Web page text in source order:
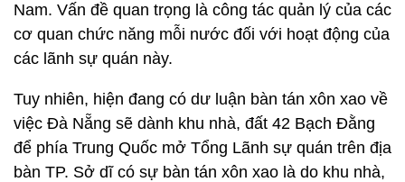
Nam. Vấn đề quan trọng là công tác quản lý của các
cơ quan chức năng mỗi nước đối với hoạt động của
các lãnh sự quán này.
Tuy nhiên, hiện đang có dư luận bàn tán xôn xao về
việc Đà Nẵng sẽ dành khu nhà, đất 42 Bạch Đằng
để phía Trung Quốc mở Tổng Lãnh sự quán trên địa
bàn TP. Sở dĩ có sự bàn tán xôn xao là do khu nhà,